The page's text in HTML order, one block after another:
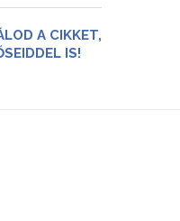
A CIKKET,
IS!